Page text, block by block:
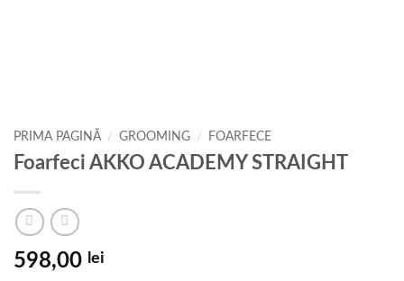
PRIMA PAGINĂ / GROOMING / FOARFECE
Foarfeci AKKO ACADEMY STRAIGHT
598,00 lei